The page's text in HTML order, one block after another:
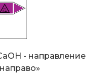
- направление